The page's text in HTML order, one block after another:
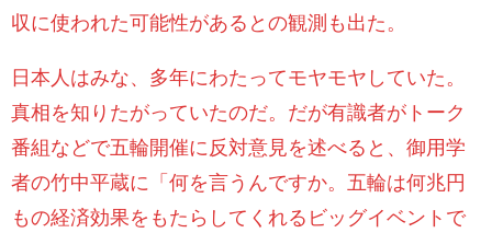
収に使われた可能性があるとの観測も出た。
日本人はみな、多年にわたってモヤモヤしていた。
真相を知りたがっていたのだ。だが有識者がトーク
番組などで五輪開催に反対意見を述べると、御用学
者の竹中平蔵に「何を言うんですか。五輪は何兆円
もの経済効果をもたらしてくれるビッグイベントで